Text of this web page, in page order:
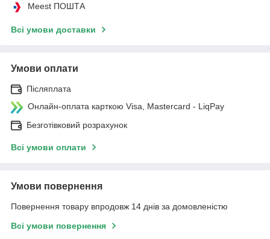
Meest ПОШТА
Всі умови доставки
Умови оплати
Післяплата
Онлайн-оплата карткою Visa, Mastercard - LiqPay
Безготівковий розрахунок
Всі умови оплати
Умови повернення
Повернення товару впродовж 14 днів за домовленістю
Всі умови повернення